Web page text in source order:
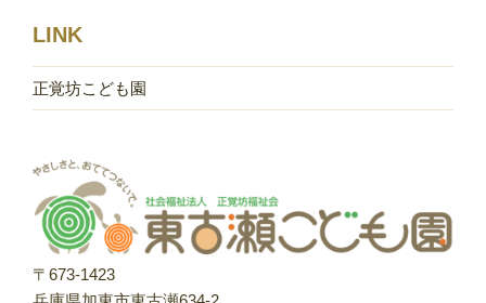
LINK
正覚坊こども園
〒673-1423